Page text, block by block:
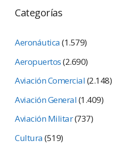
Categorías
Aeronáutica(1.579)
Aeropuertos(2.690)
Aviación Comercial(2.148)
Aviación General(1.409)
Aviación Militar(737)
Cultura(519)